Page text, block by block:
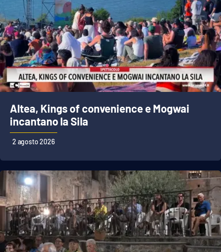
Altea, Kings of convenience e Mogwai
incantano la Sila
2 agosto 2026